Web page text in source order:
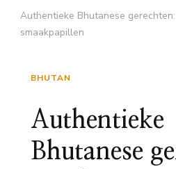
Authentieke Bhutanese
smaakpapillen
BHUTAN
Authentieke
Bhutanese